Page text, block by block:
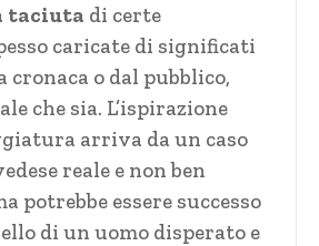
taciuta di certe
caricate di significati
cronaca o dal pubblico,
che sia. L’ispirazione
arriva da un caso
reale e non ben
potrebbe essere successo
di un uomo disperato e